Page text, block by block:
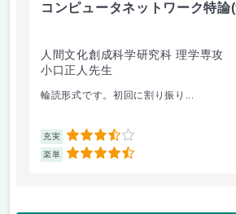
コンピュータネットワーク特論
人間文化創成科学研究科 理学専攻
小口正人先生
輪読形式です。初回に割り振り...
充実 3.5
楽単 4.5